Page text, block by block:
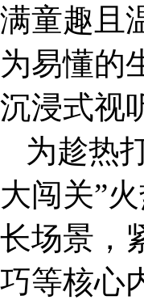
满童趣且
为易懂的
沉浸式视
为趁热
大闯关”
长场景，
巧等核心